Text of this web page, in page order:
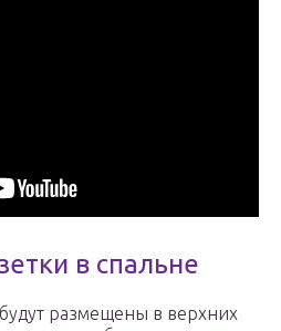
в спальне
размещены в верхних